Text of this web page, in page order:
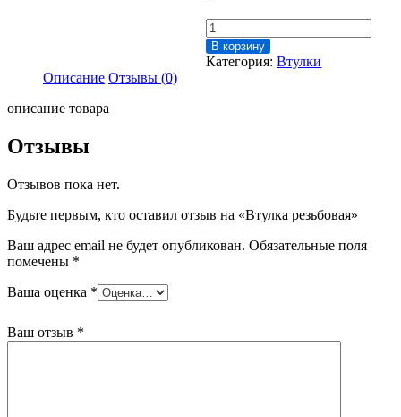
Количество
товара
Втулка
резьбовая
В корзину
Категория:Втулки
Описание Отзывы (0)
описание товара
Отзывы
Отзывов пока нет.
Будьте первым, кто оставил отзыв на «Втулка резьбовая»
Ваш адрес email не будет опубликован. Обязательные поля
помечены *
Ваша оценка *
Ваш отзыв *